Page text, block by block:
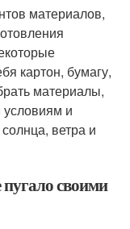
материалов,
картон, бумагу,
материалы,
условиям и
ветра и
пугало своими